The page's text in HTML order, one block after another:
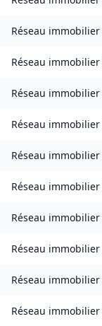
Réseau immobilier
Réseau immobilier
Réseau immobilier
Réseau immobilier
Réseau immobilier
Réseau immobilier
Réseau immobilier
Réseau immobilier
Réseau immobilier
Réseau immobilier